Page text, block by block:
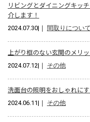
リビングとダイニングキッ
介します！
2024.07.30|｜ 間取りについて
上がり框のない玄関のメリ
2024.07.12|｜ その他
洗面台の照明をおしゃれに
2024.06.11|｜ その他